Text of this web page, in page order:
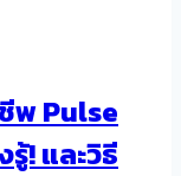
Pulse
! และวิธี